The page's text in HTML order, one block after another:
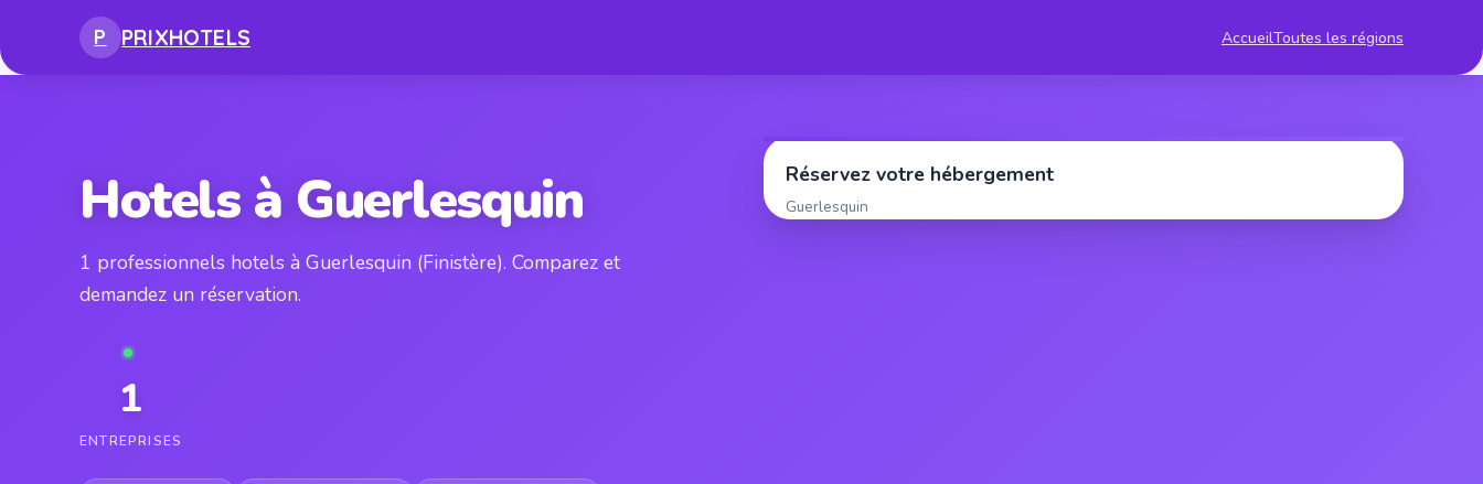
P PRIXHOTELS AccueilToutes les régions
Hotels à Guerlesquin
1 professionnels hotels à Guerlesquin (Finistère). Comparez et
demandez un réservation.
1
ENTREPRISES
Réservez votre hébergement
Guerlesquin